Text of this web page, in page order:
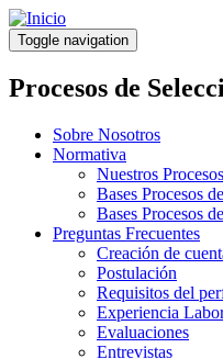
Pasar
al
contenido
principal
Toggle navigation
Procesos de
Sobre Nosotros
Normativa
Nuestros
Bases Procesos
Bases Procesos
Preguntas Frecuentes
Creación de
Postulación
Requisitos del
Experiencia
Evaluaciones
Entrevistas